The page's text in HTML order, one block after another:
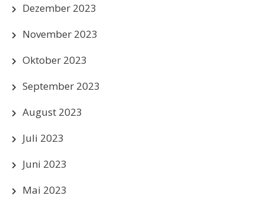
Dezember 2023
November 2023
Oktober 2023
September 2023
August 2023
Juli 2023
Juni 2023
Mai 2023